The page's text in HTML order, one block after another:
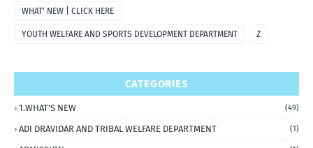
WHAT' NEW | CLICK HERE
YOUTH WELFARE AND SPORTS DEVELOPMENT DEPARTMENT Z
CATEGORIES
1.WHAT'S NEW (49)
ADI DRAVIDAR AND TRIBAL WELFARE DEPARTMENT (1)